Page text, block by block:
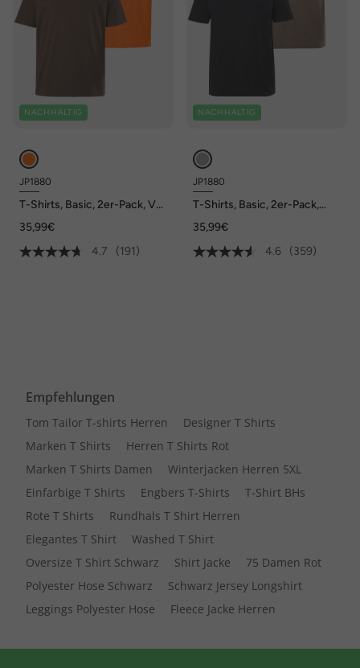
NACHHALTIG
JP1880
T-Shirts, Basic, 2er-Pack, V-
35,99€
4.7
(191)
NACHHALTIG
JP1880
T-Shirts, Basic, 2er-Pack,
35,99€
4.6
(359)
Empfehlungen
Tom Tailor T-shirts Herren
Designer T Shirts
Marken T Shirts
Herren T Shirts Rot
Marken T Shirts Damen
Winterjacken Herren 5XL
Einfarbige T Shirts
Engbers T-Shirts
T-Shirt BHs
Rote T Shirts
Rundhals T Shirt Herren
Elegantes T Shirt
Washed T Shirt
Oversize T Shirt Schwarz
Shirt Jacke
75 Damen Rot
Polyester Hose Schwarz
Schwarz Jersey Longshirt
Leggings Polyester Hose
Fleece Jacke Herren